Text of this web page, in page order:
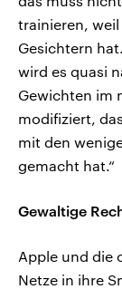
trainieren,
Gesichtern
wird es quasi
Gewichten im
modifiziert,
mit den
gemacht hat.“
Gewaltige
Apple und die
Netze in ihre